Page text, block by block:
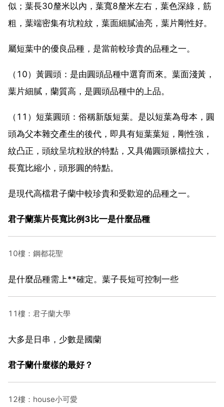
似；葉長30釐米以內，葉寬8釐米左右，葉色深綠，筋
粗，葉端密集有坑粒紋，葉面細膩油亮，葉片剛性好。
屬短葉中的優良品種，是當前較珍貴的品種之一。
（10）黃圓頭：是由圓頭品種中選育而來。葉面淺黃，
葉片細膩，蘭質高，是圓頭品種中的上品。
（11）短葉圓頭：俗稱新版短葉。是以短葉為母本，圓
頭為父本雜交產生的後代，即具有短葉葉短，剛性強，
紋凸正，頭紋呈坑粒狀的特點，又具備圓頭脈檔拉大，
長寬比縮小，頭形圓的特點。
是現代高檔君子蘭中較珍貴和受歡迎的品種之一。
君子蘭葉片長寬比例3比一是什麼品種
10樓：鋼都花聖
是什麼品種需上**確定。葉子長短可控制一些
11樓：君子蘭大學
大多是日串，少數是國蘭
君子蘭什麼樣的最好？
12樓：house小可愛